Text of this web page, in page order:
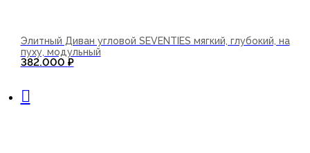
Элитный Диван угловой SEVENTIES мягкий, глубокий, на
пуху, модульный
382.000 ₽